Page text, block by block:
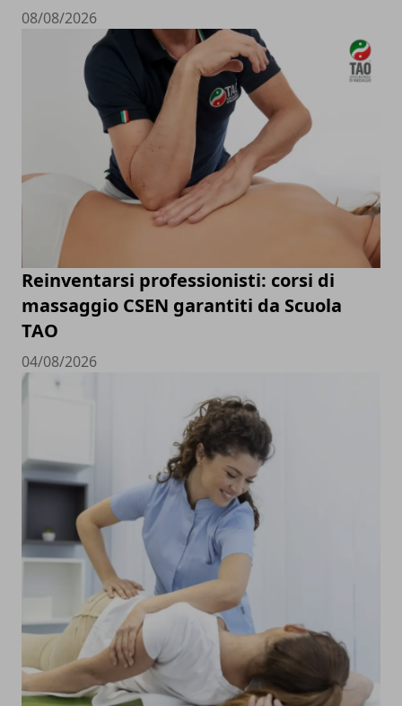
08/08/2026
Reinventarsi professionisti: corsi di
massaggio CSEN garantiti da Scuola
TAO
04/08/2026